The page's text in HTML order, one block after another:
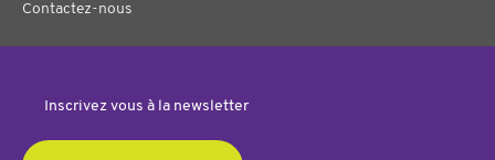
Contactez-nous
Inscrivez vous à la newsletter